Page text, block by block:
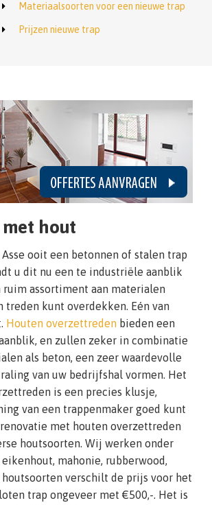
Materiaalsoorten voor een nieuwe trap
Prijzen nieuwe trap
met hout
ooit een betonnen of stalen trap
u dit nu een te industriële aanblik
ruim assortiment aan materialen
treden kunt overdekken. Eén van
Houten overzettredenbieden een
en zullen zeker in combinatie
als beton, een zeer waardevolle
van uw bedrijfshal vormen. Het
is een precies klusje,
van een trappenmaker goed kunt
met houten overzettreden
houtsoorten. Wij werken onder
mahonie, rubberwood,
houtsoorten verschilt de prijs voor het
trap ongeveer met €500,-. Het is